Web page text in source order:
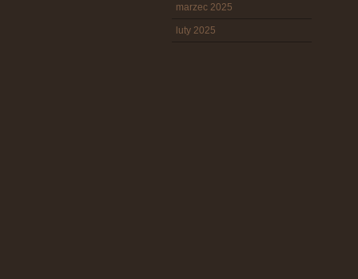
marzec 2025
luty 2025